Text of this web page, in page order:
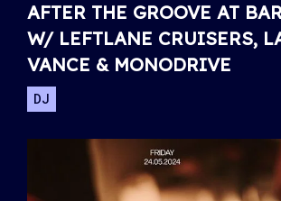
AFTER THE GROOVE AT
W/ LEFTLANE CRUISERS,
VANCE & MONODRIVE
DJ